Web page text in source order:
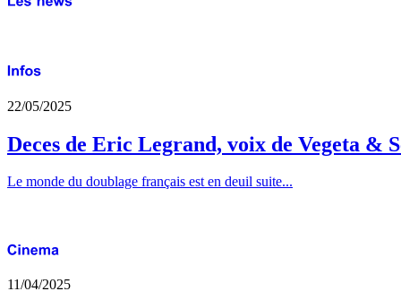
22/05/2025
Deces de Eric Legrand, voix de Vegeta &
Le monde du doublage français est en deuil suite...
11/04/2025